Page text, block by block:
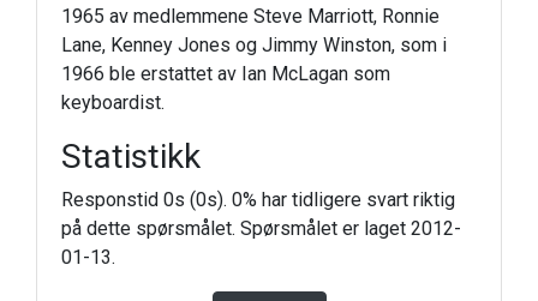
1965 av medlemmene Steve Marriott, Ronnie
Lane, Kenney Jones og Jimmy Winston, som i
1966 ble erstattet av Ian McLagan som
keyboardist.
Statistikk
Responstid 0s (0s). 0% har tidligere svart riktig
på dette spørsmålet. Spørsmålet er laget 2012-
01-13.